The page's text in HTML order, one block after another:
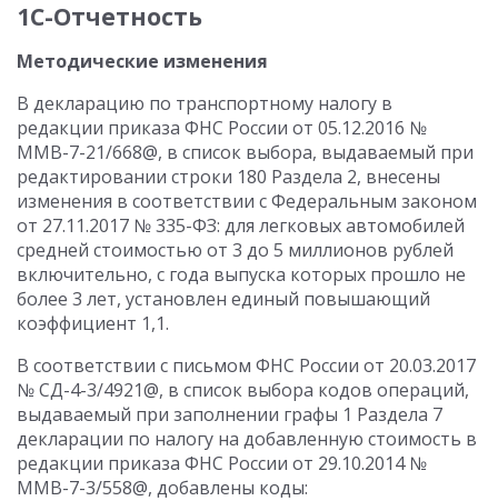
1С-Отчетность
Методические изменения
В декларацию по транспортному налогу в
редакции приказа ФНС России от 05.12.2016 №
ММВ-7-21/668@, в список выбора, выдаваемый при
редактировании строки 180 Раздела 2, внесены
изменения в соответствии с Федеральным законом
от 27.11.2017 № 335-ФЗ: для легковых автомобилей
средней стоимостью от 3 до 5 миллионов рублей
включительно, с года выпуска которых прошло не
более 3 лет, установлен единый повышающий
коэффициент 1,1.
В соответствии с письмом ФНС России от 20.03.2017
№ СД-4-3/4921@, в список выбора кодов операций,
выдаваемый при заполнении графы 1 Раздела 7
декларации по налогу на добавленную стоимость в
редакции приказа ФНС России от 29.10.2014 №
ММВ-7-3/558@, добавлены коды: